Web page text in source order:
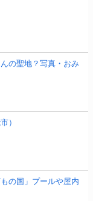
の聖地？写真・おみ
）
の国」プールや屋内